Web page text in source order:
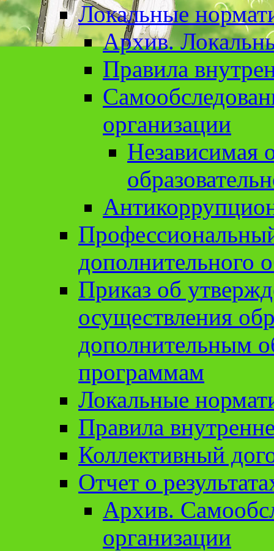
Локальные
Архив.
Правила
организации
Независимая
дополнительного
Приказ об
осуществления
дополнительным
программам
Локальные
Правила
Коллективный
Отчет о
Архив.
организации